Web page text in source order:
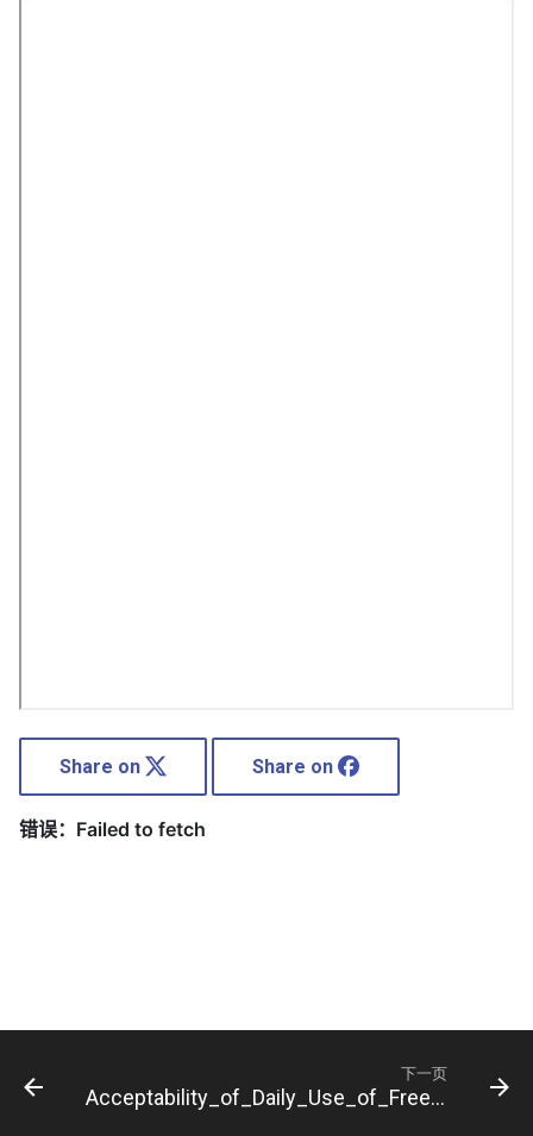
Share on Share on
下一页
Acceptability_of_Daily_Use_of_Free_Oral_Pre-exposure_Prophylaxis__PrEP__Among_Transgender_Women_Sex_Workers_in_Shenyang,_China